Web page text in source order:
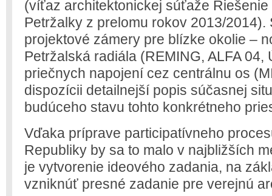
(víťaz architektonickej súťaže
Petržalky z prelomu rokov 2013/2014).
projektové zámery pre blízke okolie –
Petržalská radiála (REMING, ALFA 04,
priečnych napojení cez centrálnu os
dispozícii detailnejší popis súčasnej
budúceho stavu tohto konkrétneho
Vďaka príprave participatívneho
Republiky by sa to malo v najbližších
je vytvorenie ideového zadania, na
vzniknúť presné zadanie pre verejnú